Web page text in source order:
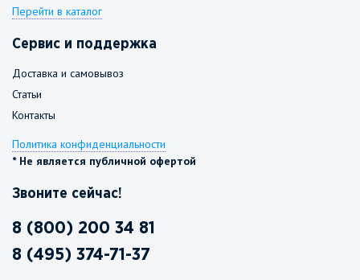
Перейти в каталог
Сервис и поддержка
Доставка и самовывоз
Статьи
Контакты
Политика конфиденциальности
* Не является публичной офертой
Звоните сейчас!
8 (800) 200 34 81
8 (495) 374-71-37